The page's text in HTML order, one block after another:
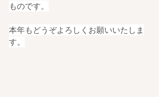
ものです。
本年もどうぞよろしくお願いいたしま
す。